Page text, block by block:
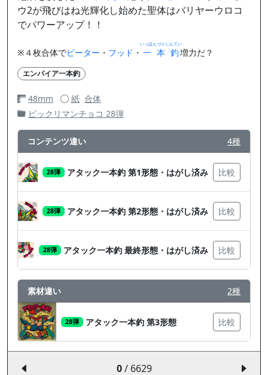
ウ2が飛びはね光輝化し始めた聖体はバリヤーウロコ
でパワーアップ！！
※４枚合体でピーター ・ フッド ・ 一本釣
いっぽんづりじんてい
増力だ？
エンパイア一本釣
48mm 紙 合体
ビックリマンチョコ 28弾
コンテンツ違い 4種
28弾 アタック一本釣 第1形態・はがし済み 比較
28弾 アタック一本釣 第2形態・はがし済み 比較
28弾 アタック一本釣 最終形態・はがし済み 比較
素材違い 2種
28弾 アタック一本釣 第3形態 比較
0/ 6629